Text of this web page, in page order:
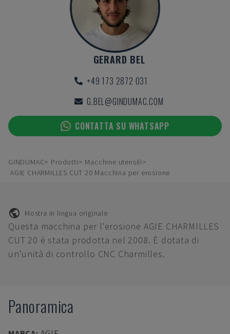
GERARD BEL
+49 173 2872 031
G.BEL@GINDUMAC.COM
CONTATTA SU WHATSAPP
GINDUMAC Prodotti
Macchine utensili
AGIE CHARMILLES CUT 20 Macchina per erosione
Mostra in lingua originale
Questa macchina per l'erosione AGIE CHARMILLES
CUT 20 è stata prodotta nel 2008. È dotata di
un'unità di controllo CNC Charmilles.
Panoramica